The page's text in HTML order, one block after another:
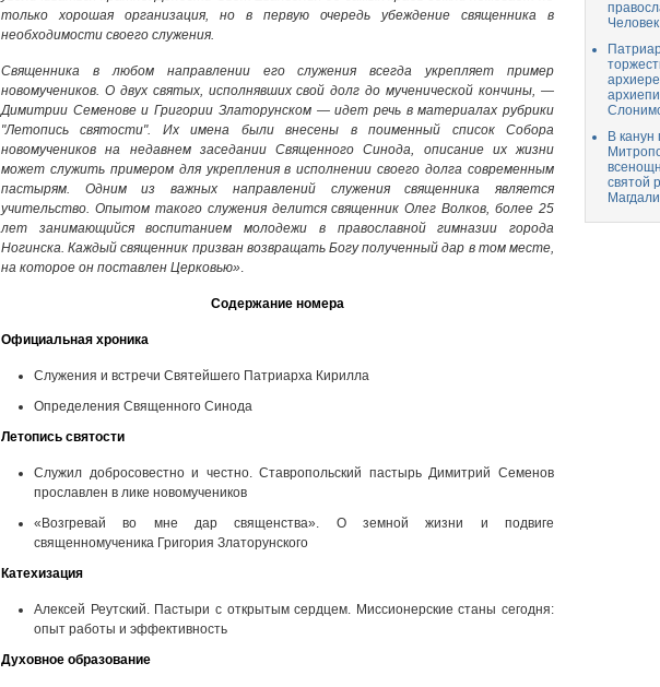
только хорошая организация, но в первую очередь убеждение священника в
необходимости своего служения.
Священника в любом направлении его служения всегда укрепляет пример
новомучеников. О двух святых, исполнявших свой долг до мученической кончины, —
Димитрии Семенове и Григории Златорунском — идет речь в материалах рубрики
"Летопись святости". Их имена были внесены в поименный список Собора
новомучеников на недавнем заседании Священного Синода, описание их жизни
может служить примером для укрепления в исполнении своего долга современным
пастырям. Одним из важных направлений служения священника является
учительство. Опытом такого служения делится священник Олег Волков, более 25
лет занимающийся воспитанием молодежи в православной гимназии города
Ногинска. Каждый священник призван возвращать Богу полученный дар в том месте,
на которое он поставлен Церковью».
Содержание номера
Официальная хроника
Служения и встречи Святейшего Патриарха Кирилла
Определения Священного Синода
Летопись святости
Служил добросовестно и честно. Ставропольский пастырь Димитрий Семенов
прославлен в лике новомучеников
«Возгревай во мне дар священства». О земной жизни и подвиге
священномученика Григория Златорунского
Катехизация
Алексей Реутский. Пастыри с открытым сердцем. Миссионерские станы сегодня:
опыт работы и эффективность
Духовное образование
В канун
святой